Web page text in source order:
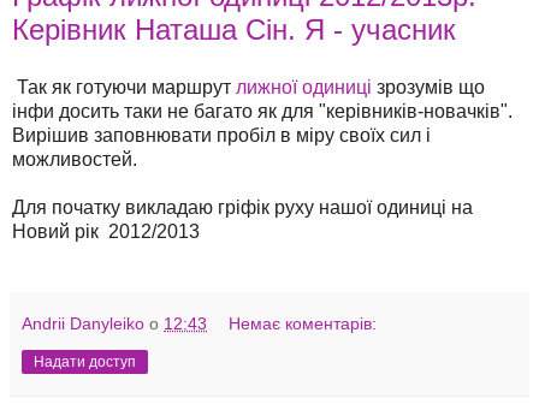
Керівник Наташа Сін. Я - учасник
Так як готуючи маршрут лижної одиниці зрозумів що
інфи досить таки не багато як для "керівників-новачків".
Вирішив заповнювати пробіл в міру своїх сил і
можливостей.
Для початку викладаю гріфік руху нашої одиниці на
Новий рік 2012/2013
Andrii Danyleiko о 12:43 Немає коментарів:
Надати доступ